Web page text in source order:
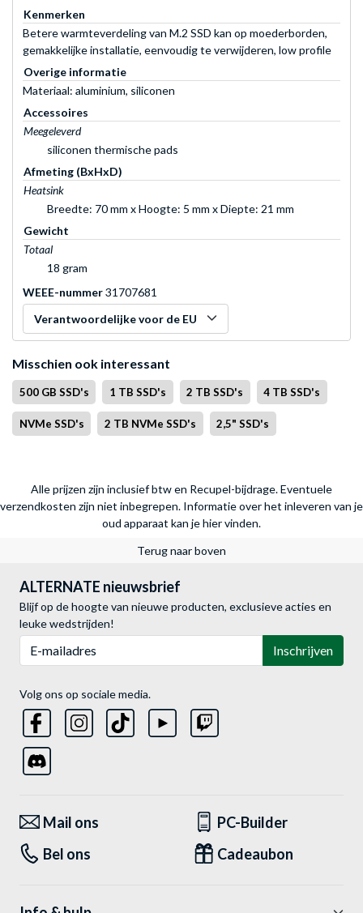
Kenmerken
Betere warmteverdeling van M.2 SSD kan op moederborden,
gemakkelijke installatie, eenvoudig te verwijderen, low profile
Overige informatie
Materiaal: aluminium, siliconen
Accessoires
Meegeleverd
siliconen thermische pads
Afmeting (BxHxD)
Heatsink
Breedte: 70 mm x Hoogte: 5 mm x Diepte: 21 mm
Gewicht
Totaal
18 gram
WEEE-nummer31707681
Verantwoordelijke voor de EU
Misschien ook interessant
500 GB SSD's 1 TB SSD's 2 TB SSD's 4 TB SSD's
NVMe SSD's 2 TB NVMe SSD's 2,5" SSD's
Alle prijzen zijn inclusief btw en Recupel-bijdrage. Eventuele
verzendkosten zijn niet inbegrepen. Informatie over het inleveren van je
oud apparaat kan je hier vinden.
Terug naar boven
ALTERNATE nieuwsbrief
Blijf op de hoogte van nieuwe producten, exclusieve acties en
leuke wedstrijden!
Inschrijven
Volg ons op sociale media.
Mail ons
PC-Builder
Bel ons
Cadeaubon